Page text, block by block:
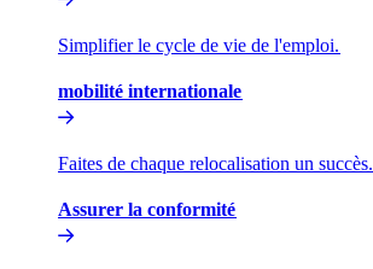
Simplifier le cycle de vie de l'emploi.​​
mobilité internationale​​
Faites de chaque relocalisation un succès.​​
Assurer la conformité​​